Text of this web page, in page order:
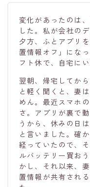
変化があったのは
した。私が会社の
夕方、ふとアプリ
置情報オフ」にな
フト休で、自宅に
翌朝、帰宅してか
と軽く聞くと、妻
めん。最近スマホ
さ。アプリが裏で
うから、休みの日
と言いました。確
経っていたので、
ルバッテリー買お
かし、それ以来、
置情報が共有され